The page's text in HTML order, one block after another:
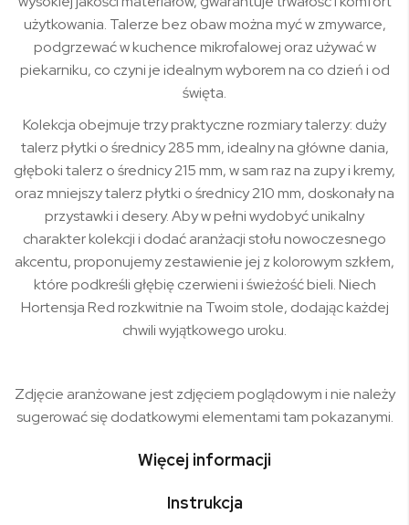
użytkowania. Talerze bez obaw można myć w zmywarce,
podgrzewać w kuchence mikrofalowej oraz używać w
piekarniku, co czyni je idealnym wyborem na co dzień i od
święta.
Kolekcja obejmuje trzy praktyczne rozmiary talerzy: duży
talerz płytki o średnicy 285 mm, idealny na główne dania,
głęboki talerz o średnicy 215 mm, w sam raz na zupy i kremy,
oraz mniejszy talerz płytki o średnicy 210 mm, doskonały na
przystawki i desery. Aby w pełni wydobyć unikalny
charakter kolekcji i dodać aranżacji stołu nowoczesnego
akcentu, proponujemy zestawienie jej z kolorowym szkłem,
które podkreśli głębię czerwieni i świeżość bieli. Niech
Hortensja Red rozkwitnie na Twoim stole, dodając każdej
chwili wyjątkowego uroku.
Zdjęcie aranżowane jest zdjęciem poglądowym i nie należy
sugerować się dodatkowymi elementami tam pokazanymi.
Więcej informacji
Instrukcja